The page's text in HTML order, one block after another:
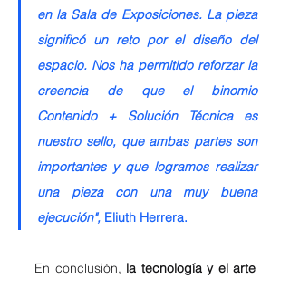
en la Sala de Exposiciones. La pieza
significó un reto por el diseño del
espacio. Nos ha permitido reforzar la
creencia de que el binomio
Contenido + Solución Técnica es
nuestro sello, que ambas partes son
importantes y que logramos realizar
una pieza con una muy buena
ejecución", Eliuth Herrera.
En conclusión, la tecnología y el arte